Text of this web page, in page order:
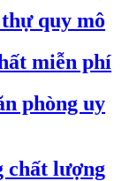
quy mô
miễn phí
phòng uy
chất lượng